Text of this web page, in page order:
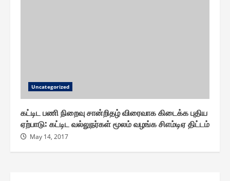
Uncategorized
கட்டிட பணி நிறைவு சான்றிதழ் விரைவாக கிடைக்க புதிய
ஏற்பாடு : கட்டிட வல்லுநர்கள் மூலம் வழங்க சிஎம்டிஏ திட்டம்
May 14, 2017